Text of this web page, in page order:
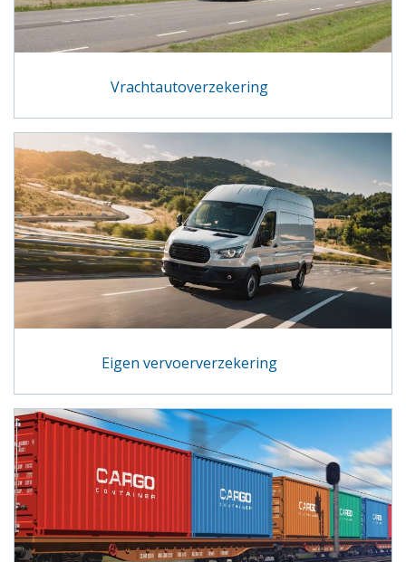
Vrachtautoverzekering
Eigen vervoerverzekering